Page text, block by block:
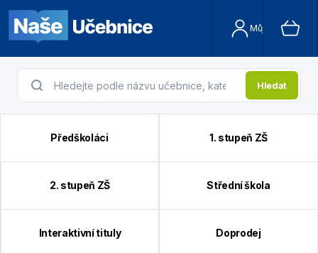
Můj účet
Hledat
Předškoláci 1. stupeň ZŠ
2. stupeň ZŠ Střední škola
Interaktivní tituly Doprodej